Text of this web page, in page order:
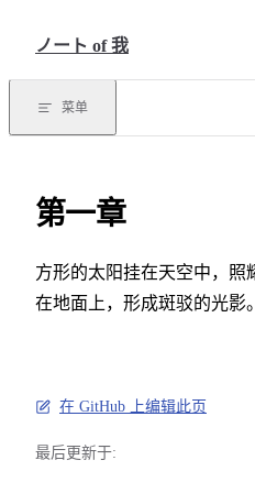
ノート of 我
菜单
第一章
方形的太阳挂在天空中，照
在地面上，形成斑驳的光影。
在 GitHub 上编辑此页
最后更新于: